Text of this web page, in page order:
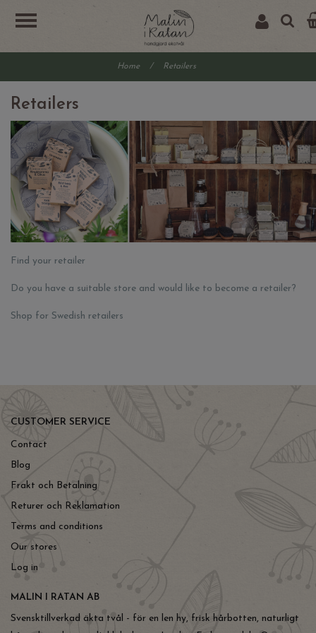
Home / Retailers
Retailers
Find your retailer
Do you have a suitable store and would like to become a retailer?
Shop for Swedish retailers
CUSTOMER SERVICE
Contact
Blog
Frakt och Betalning
Returer och Reklamation
Terms and conditions
Our stores
Log in
MALIN I RATAN AB
Svensktillverkad äkta tvål - för en len hy, frisk hårbotten, naturligt